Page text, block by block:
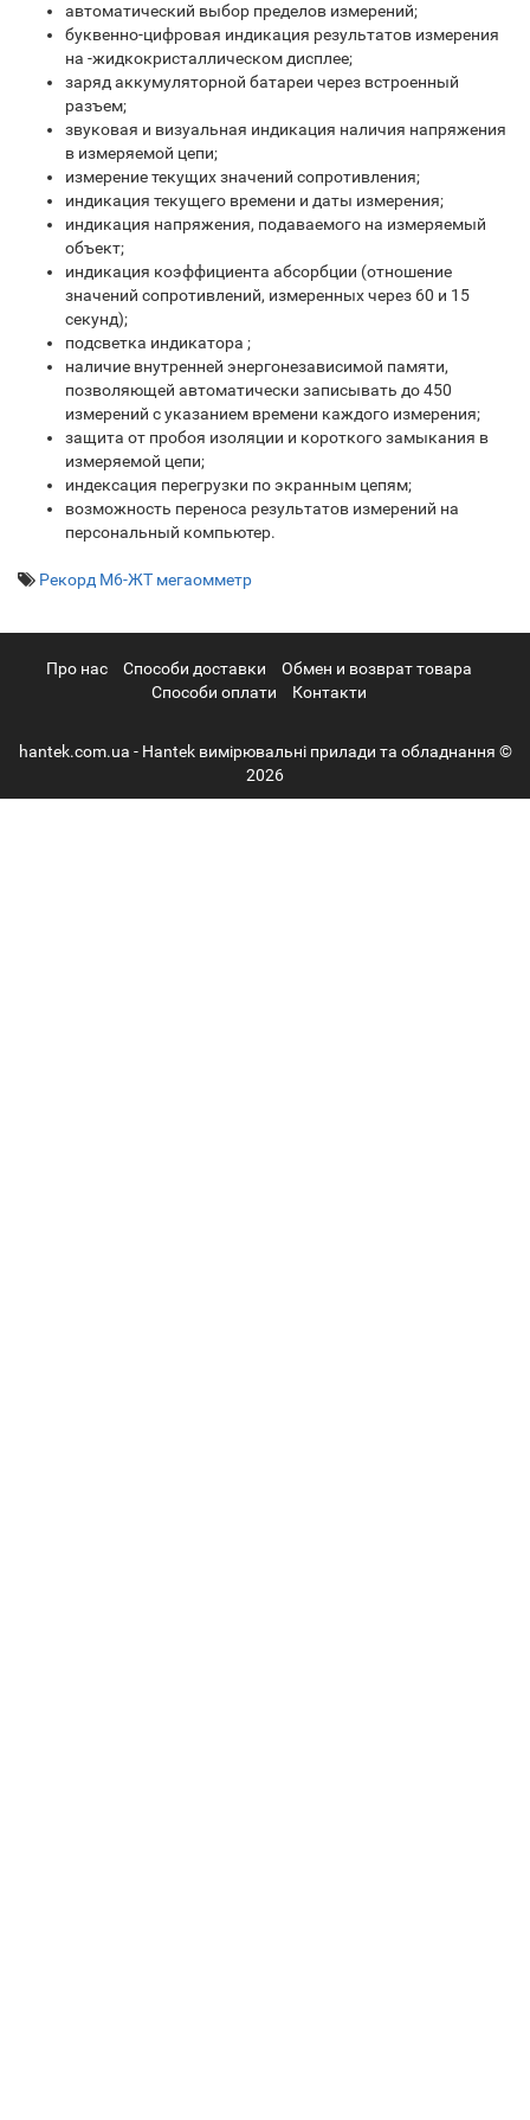
автоматический выбор пределов измерений;
буквенно-цифровая индикация результатов измерения
на -жидкокристаллическом дисплее;
заряд аккумуляторной батареи через встроенный
разъем;
звуковая и визуальная индикация наличия напряжения
в измеряемой цепи;
измерение текущих значений сопротивления;
индикация текущего времени и даты измерения;
индикация напряжения, подаваемого на измеряемый
объект;
индикация коэффициента абсорбции (отношение
значений сопротивлений, измеренных через 60 и 15
секунд);
подсветка индикатора ;
наличие внутренней энергонезависимой памяти,
позволяющей автоматически записывать до 450
измерений с указанием времени каждого измерения;
защита от пробоя изоляции и короткого замыкания в
измеряемой цепи;
индексация перегрузки по экранным цепям;
возможность переноса результатов измерений на
персональный компьютер.
Рекорд М6-ЖТ мегаомметр
Про нас Cпособи доставки
Обмен и возврат товара
Способи оплати
Контакти
hantek.com.ua - Hantek вимірювальні прилади та обладнання ©
2026